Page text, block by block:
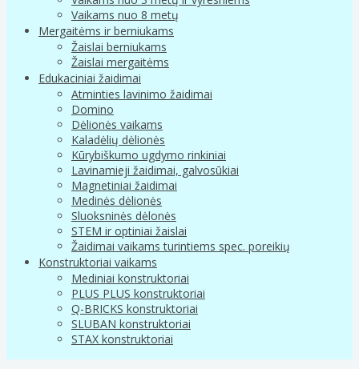
Vaikams nuo 8 metų
Mergaitėms ir berniukams
Žaislai berniukams
Žaislai mergaitėms
Edukaciniai žaidimai
Atminties lavinimo žaidimai
Domino
Dėlionės vaikams
Kaladėlių dėlionės
Kūrybiškumo ugdymo rinkiniai
Lavinamieji žaidimai, galvosūkiai
Magnetiniai žaidimai
Medinės dėlionės
Sluoksninės dėlonės
STEM ir optiniai žaislai
Žaidimai vaikams turintiems spec. poreikių
Konstruktoriai vaikams
Mediniai konstruktoriai
PLUS PLUS konstruktoriai
Q-BRICKS konstruktoriai
SLUBAN konstruktoriai
STAX konstruktoriai